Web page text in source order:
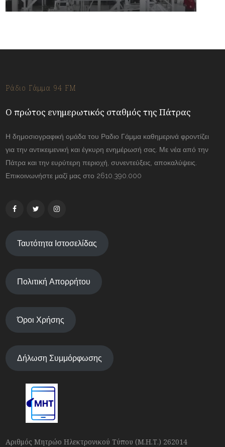
Ράδιο Γάμμα 94 FM
Ο πρώτος ενημερωτικός σταθμός της Πάτρας
Η δημοσιογραφική ομάδα του Ραδιο Γάμμα καθημερινά φροντίζει
για την αντικειμενική και έγκυρη ενημέρωσή σας. Με νέα από την
Πάτρα και την ευρύτερη περιοχή, συνεντεύξεις, αποκαλύψεις.
Επικοινωνήστε μαζί μας στο 2610.390.000
Ταυτότητα Ιστοσελίδας
Πολιτική Απορρήτου
Όροι Χρήσης
Δήλωση Συμμόρφωσης
Αριθμός Μητρώο Ηλεκτρονικού Τύπου (Μ.Η.Τ.) 262014